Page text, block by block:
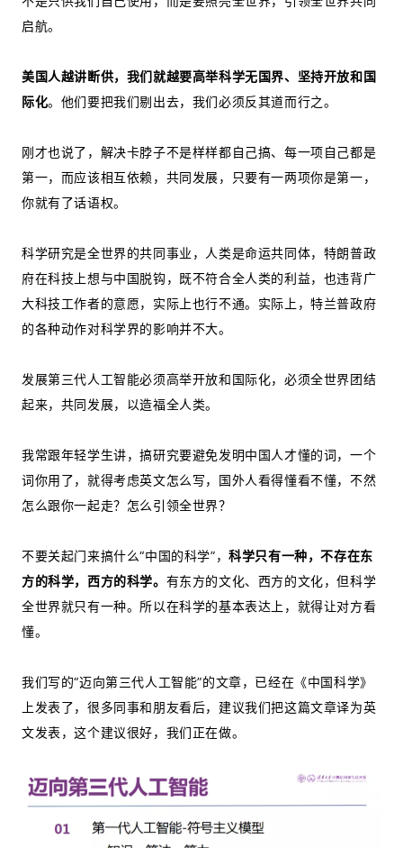
启航。
美国人越讲断供，我们就越要高举科学无国界、坚持开放和国
际化。他们要把我们剔出去，我们必须反其道而行之。
刚才也说了，解决卡脖子不是样样都自己搞、每一项自己都是
第一，而应该相互依赖，共同发展，只要有一两项你是第一，
你就有了话语权。
科学研究是全世界的共同事业，人类是命运共同体，特朗普政
府在科技上想与中国脱钩，既不符合全人类的利益，也违背广
大科技工作者的意愿，实际上也行不通。实际上，特兰普政府
的各种动作对科学界的影响并不大。
发展第三代人工智能必须高举开放和国际化，必须全世界团结
起来，共同发展，以造福全人类。
我常跟年轻学生讲，搞研究要避免发明中国人才懂的词，一个
词你用了，就得考虑英文怎么写，国外人看得懂看不懂，不然
怎么跟你一起走？怎么引领全世界？
不要关起门来搞什么“中国的科学”，科学只有一种，不存在东
方的科学，西方的科学。 有东方的文化、西方的文化，但科学
全世界就只有一种。所以在科学的基本表达上，就得让对方看
懂。
我们写的“迈向第三代人工智能”的文章，已经在《中国科学》
上发表了，很多同事和朋友看后，建议我们把这篇文章译为英
文发表，这个建议很好，我们正在做。